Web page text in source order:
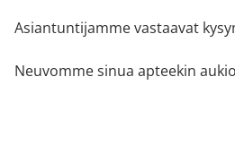
Asiantuntijamme vastaavat
Neuvomme sinua apteekin